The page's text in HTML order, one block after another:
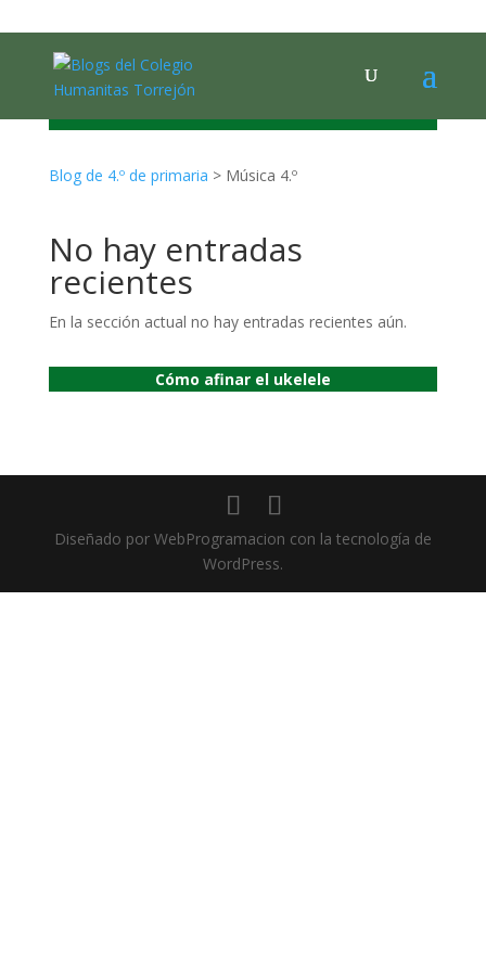
MÚSICA
Blog de 4.º de primaria > Música 4.º
No hay entradas
recientes
En la sección actual no hay entradas recientes aún.
Cómo afinar el ukelele
Diseñado por WebProgramacion con la tecnología de
WordPress.